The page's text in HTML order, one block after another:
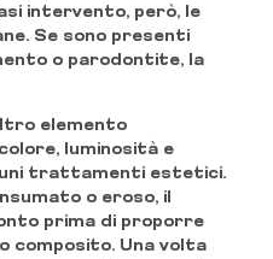
intervento, però, le
Se sono presenti
o parodontite, la
elemento
luminosità e
trattamenti estetici.
o eroso, il
prima di proporre
composito. Una volta